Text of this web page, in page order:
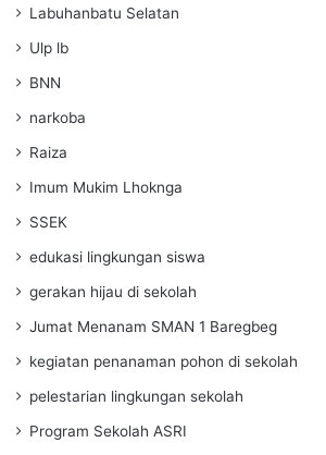
Labuhanbatu Selatan
Ulp lb
BNN
narkoba
Raiza
Imum Mukim Lhoknga
SSEK
edukasi lingkungan siswa
gerakan hijau di sekolah
Jumat Menanam SMAN 1 Baregbeg
kegiatan penanaman pohon di sekolah
pelestarian lingkungan sekolah
Program Sekolah ASRI